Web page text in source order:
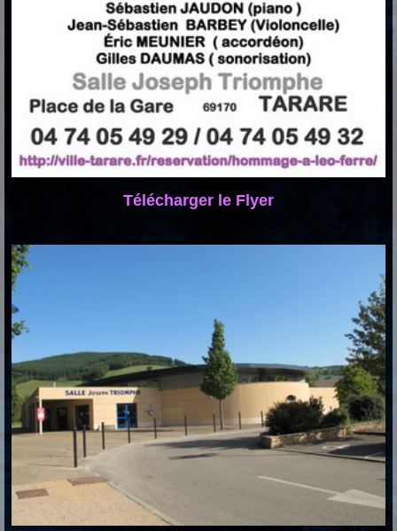
Télécharger le Flyer